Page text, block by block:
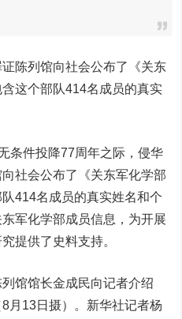
陈列馆向社会公布了《关东
这个部队414名成员的真实
件投降77周年之际，侵华
社会公布了《关东军化学部
414名成员的真实姓名和个
军化学部成员信息，为开展
提供了史料支持。
馆馆长金成民向记者介绍
月13日摄）。新华社记者杨